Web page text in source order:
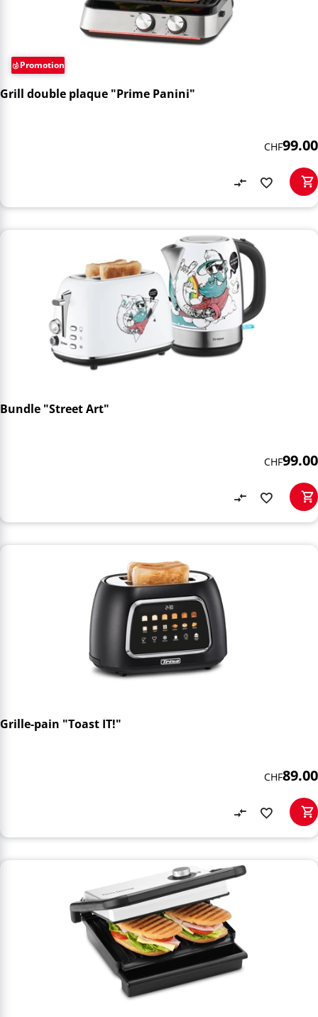
Promotion
Grill double plaque "Prime Panini"
CHF99.00
Bundle "Street Art"
CHF99.00
Grille-pain "Toast IT!"
CHF89.00